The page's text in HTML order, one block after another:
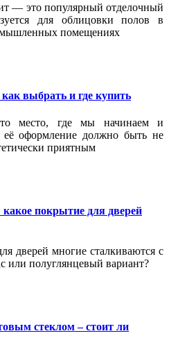
— это популярный отделочный
для облицовки полов в
помещениях
выбрать и где купить
место, где мы начинаем и
её оформление должно быть не
приятным
покрытие для дверей
дверей многие сталкиваются с
или полуглянцевый вариант?
стеклом – стоит ли